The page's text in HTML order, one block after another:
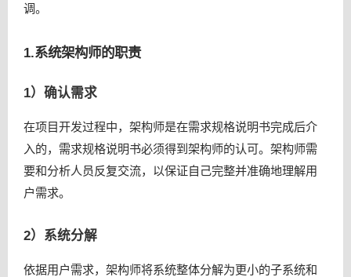
调。
1.系统架构师的职责
1）确认需求
在项目开发过程中，架构师是在需求规格说明书完成后介
入的，需求规格说明书必须得到架构师的认可。架构师需
要和分析人员反复交流，以保证自己完整并准确地理解用
户需求。
2）系统分解
依据用户需求，架构师将系统整体分解为更小的子系统和